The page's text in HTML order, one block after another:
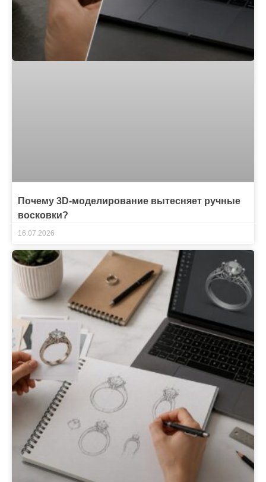
Почему 3D-моделирование вытесняет ручные
восковки?
16.07.2026